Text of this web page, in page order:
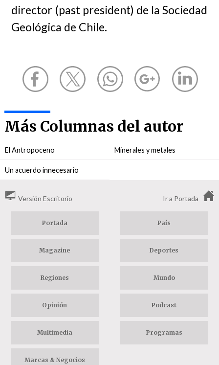
director (past president) de la Sociedad
Geológica de Chile.
Más Columnas del autor
El Antropoceno Minerales y metales
Un acuerdo innecesario
Versión Escritorio Ir a Portada
Portada País
Magazine Deportes
Regiones Mundo
Opinión Podcast
Multimedia Programas
Marcas & Negocios